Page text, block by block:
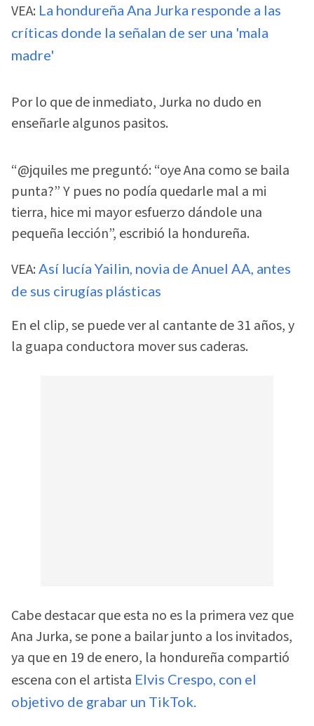
VEA: La hondureña Ana Jurka responde a las
críticas donde la señalan de ser una 'mala
madre'
Por lo que de inmediato, Jurka no dudo en
enseñarle algunos pasitos.
“@jquiles me preguntó: “oye Ana como se baila
punta?” Y pues no podía quedarle mal a mi
tierra, hice mi mayor esfuerzo dándole una
pequeña lección”, escribió la hondureña.
VEA: Así lucía Yailin, novia de Anuel AA, antes
de sus cirugías plásticas
En el clip, se puede ver al cantante de 31 años, y
la guapa conductora mover sus caderas.
Cabe destacar que esta no es la primera vez que
Ana Jurka, se pone a bailar junto a los invitados,
ya que en 19 de enero, la hondureña compartió
escena con el artista Elvis Crespo, con el
objetivo de grabar un TikTok.